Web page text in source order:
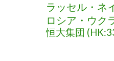
ラッセル・ネ
ロシア・ウク
恒大集団